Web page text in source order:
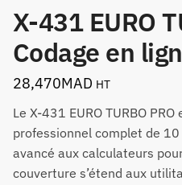
X-431 EURO
Codage en
28,470MAD HT
Le X-431 EURO TURBO
professionnel complet de
avancé aux calculateurs
couverture s’étend aux